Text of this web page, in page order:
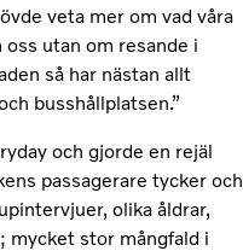
veta mer om vad våra
utan om resande i
så har nästan allt
busshållplatsen.”
och gjorde en rejäl
passagerare tycker och
olika åldrar,
mycket stor mångfald i